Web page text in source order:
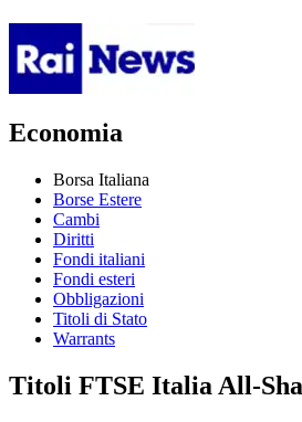
Economia
Borsa Italiana
Borse Estere
Cambi
Diritti
Fondi italiani
Fondi esteri
Obbligazioni
Titoli di Stato
Warrants
Titoli FTSE Italia All-